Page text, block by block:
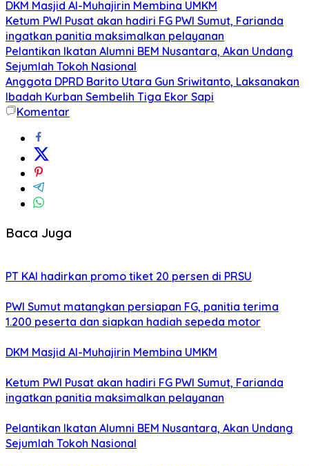
DKM Masjid Al-Muhajirin Membina UMKM
Ketum PWI Pusat akan hadiri FG PWI Sumut, Farianda
ingatkan panitia maksimalkan pelayanan
Pelantikan Ikatan Alumni BEM Nusantara, Akan Undang
Sejumlah Tokoh Nasional
Anggota DPRD Barito Utara Gun Sriwitanto, Laksanakan
Ibadah Kurban Sembelih Tiga Ekor Sapi
Komentar
Baca Juga
PT KAI hadirkan promo tiket 20 persen di PRSU
PWI Sumut matangkan persiapan FG, panitia terima
1.200 peserta dan siapkan hadiah sepeda motor
DKM Masjid Al-Muhajirin Membina UMKM
Ketum PWI Pusat akan hadiri FG PWI Sumut, Farianda
ingatkan panitia maksimalkan pelayanan
Pelantikan Ikatan Alumni BEM Nusantara, Akan Undang
Sejumlah Tokoh Nasional